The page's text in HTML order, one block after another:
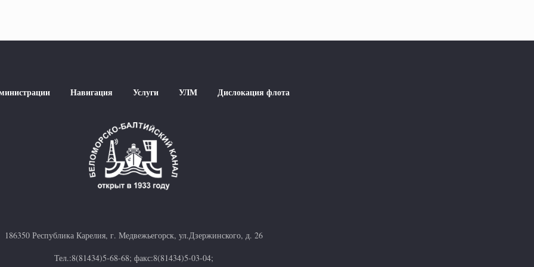
Навигация Услуги УЛМ Дислокация флота
186350 Республика Карелия, г. Медвежьегорск, ул.Дзержинского, д. 26
Тел.:8(81434)5-68-68; факс:8(81434)5-03-04;